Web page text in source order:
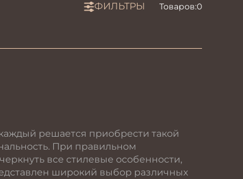
ФИЛЬТРЫ Товаров:0
решается приобрести такой
При правильном
все стилевые особенности,
широкий выбор различных